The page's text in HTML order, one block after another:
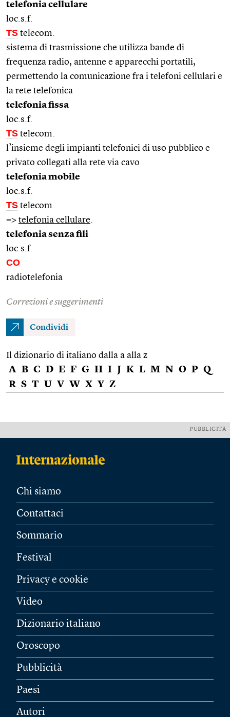
telefonia cellulare
loc.s.f.
TS telecom.
sistema di trasmissione che utilizza bande di
frequenza radio, antenne e apparecchi portatili,
permettendo la comunicazione fra i telefoni cellulari e
la rete telefonica
telefonia fissa
loc.s.f.
TS telecom.
l’insieme degli impianti telefonici di uso pubblico e
privato collegati alla rete via cavo
telefonia mobile
loc.s.f.
TS telecom.
=> telefonia cellulare
telefonia senza fili
loc.s.f.
CO
radiotelefonia
Correzioni e suggerimenti
Condividi
Il dizionario di italiano dalla a alla z
A B C D E F G H I J K L M N O P Q
R S T U V W X Y Z
PUBBLICITÀ
Chi siamo
Contattaci
Sommario
Festival
Privacy e cookie
Video
Dizionario italiano
Oroscopo
Pubblicità
Paesi
Autori